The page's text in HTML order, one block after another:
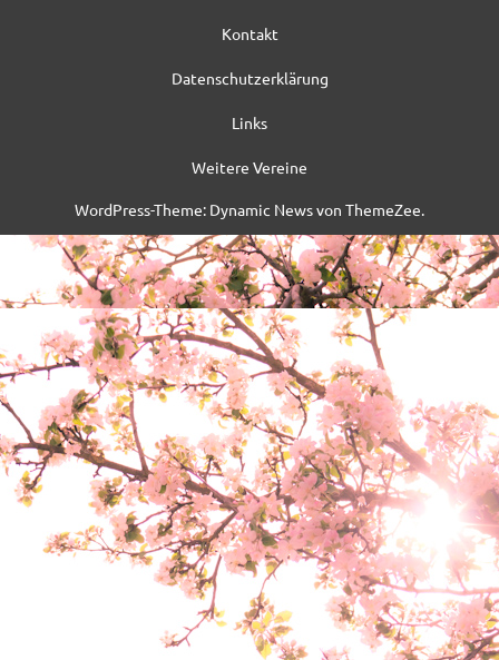
Kontakt
Datenschutzerklärung
Links
Weitere Vereine
WordPress-Theme: Dynamic News von ThemeZee.